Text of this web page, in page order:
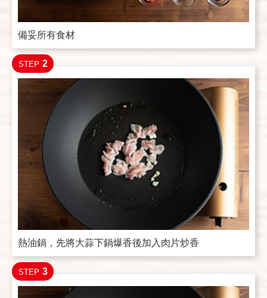
備妥所有食材
STEP 2
熱油鍋，先將大蒜下鍋爆香後加入肉片炒香
STEP 3